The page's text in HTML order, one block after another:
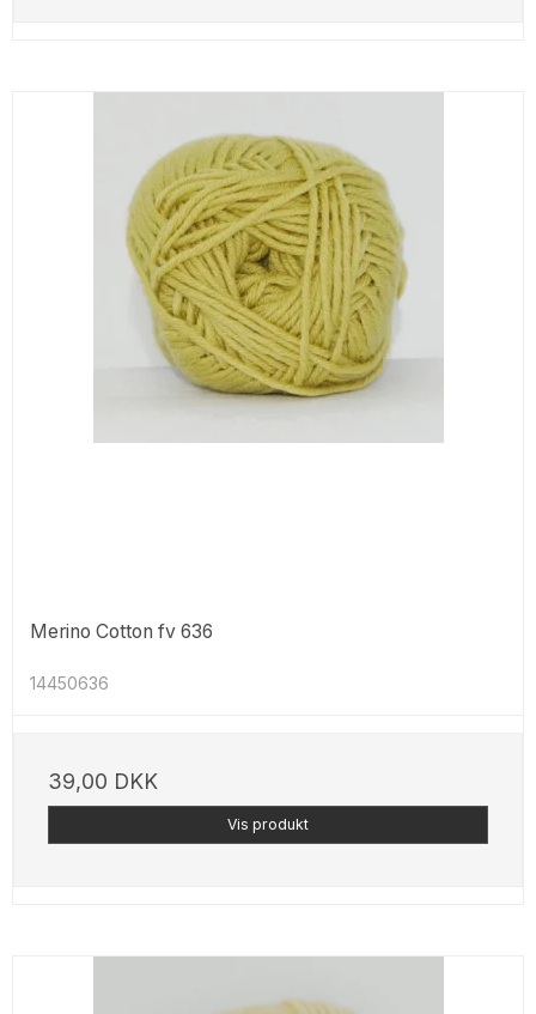
Merino Cotton fv 636
14450636
39,00 DKK
Vis produkt